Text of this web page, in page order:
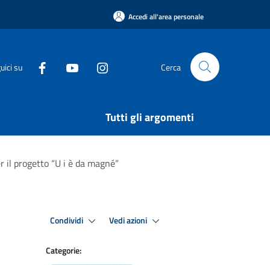
Accedi all'area personale
su Cerca
Tutti gli argomenti
il progetto “U i è da magné”
Condividi Vedi azioni
Categorie: